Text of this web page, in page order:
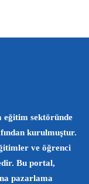
eğitim sektöründe
kurulmuştur.
ve öğrenci
Bu portal,
pazarlama